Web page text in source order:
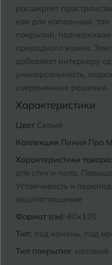
расширяет
как для напольных,
покрытий,
природного камня.
добавляет интерьеру
универсальность,
современных решений.
Характеристики
Цвет Серый
Коллекция Линия Про
Характеристики товара:
для стен и пола,
Устойчивость к
водопоглощение
Формат (см): 60x120
Тип: под камень, под
Тип покрытия: матовый
Кемерово
Ковров
Кострома
Котлас
Курган
Курганинск
Магнитогорск
Майкоп
Муром